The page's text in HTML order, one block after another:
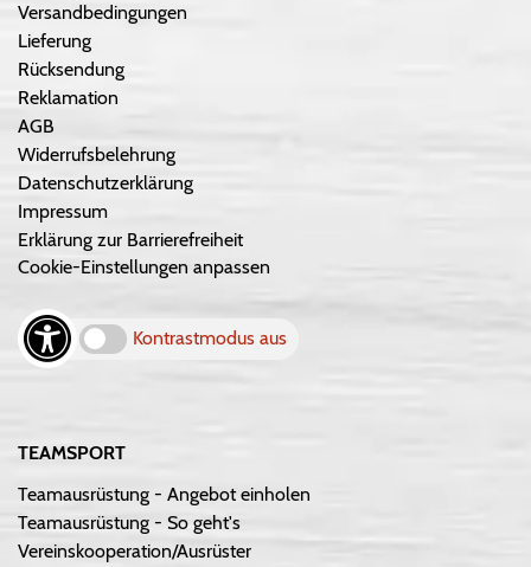
Versandbedingungen
Lieferung
Rücksendung
Reklamation
AGB
Widerrufsbelehrung
Datenschutzerklärung
Impressum
Erklärung zur Barrierefreiheit
Cookie-Einstellungen anpassen
Kontrastmodus aus
TEAMSPORT
Teamausrüstung - Angebot einholen
Teamausrüstung - So geht's
Vereinskooperation/Ausrüster